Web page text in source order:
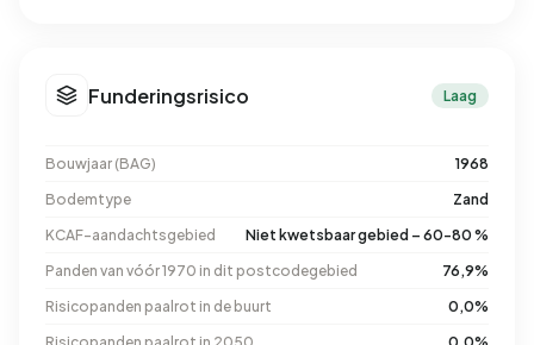
Funderingsrisico Laag
Bouwjaar (BAG)
1968
Bodemtype
Zand
KCAF-aandachtsgebied
Niet kwetsbaar gebied – 60-80 %
Panden van vóór 1970 in dit postcodegebied
76,9%
Risicopanden paalrot in de buurt
0,0%